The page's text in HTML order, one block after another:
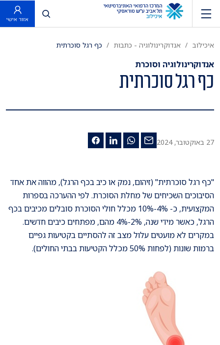
פתח חיפוש
אזור אישי
איכילוב אנדוקרינולוגיה - כתבות כף רגל סוכרתית
אנדוקרינולוגיה וסוכרת
כף רגל סוכרתית
27 באוקטובר, 2024
"כף רגל סוכרתית" (זיהום, נמק או כיב בכף הרגל), מהווה את אחד
הסיבוכים השכיחים של מחלת הסוכרת. לפי ההערכה בספרות
המקצועית, כ- 4%-10% מכלל חולי הסוכרת סובלים מכיבים בכף
הרגל, כאשר מידי שנה, 2%-4% מהם, מפתחים כיבים חדשים.
במקרים לא מועטים עלול מצב זה להסתיים בקטיעות גפיים
ברמות שונות (לפחות 50% מכלל הקטיעות בבתי החולים).